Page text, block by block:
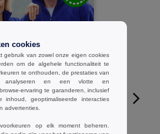
cookies
gebruik van zowel onze eigen cookies
om de algehele functionaliteit te
te onthouden, de prestaties van
en een vlotte en
ervaring te garanderen, inclusief
inhoud, geoptimaliseerde interacties
advertenties.
op elk moment beheren.